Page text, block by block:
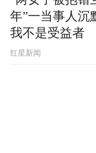
年”一当事人沉
我不是受益者
红星新闻